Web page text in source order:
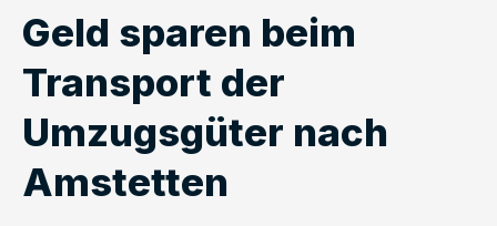
Geld sparen beim
Transport der
Umzugsgüter nach
Amstetten